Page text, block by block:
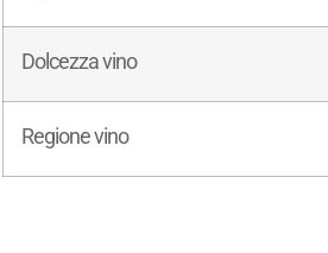
Dolcezza vino
Regione vino